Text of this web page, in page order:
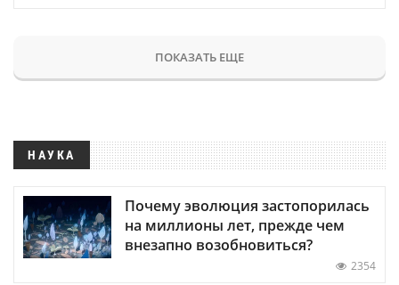
ПОКАЗАТЬ ЕЩЕ
НАУКА
Почему эволюция застопорилась
на миллионы лет, прежде чем
внезапно возобновиться?
2354